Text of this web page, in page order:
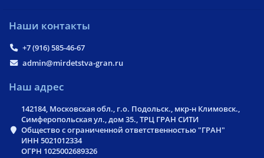
Наши контакты
+7 (916) 585-46-67
admin@mirdetstva-gran.ru
Наш адрес
142184, Московская обл., г.о. Подольск., мкр-н Климовск.,
Симферопольская ул., дом 35., ТРЦ ГРАН СИТИ
Общество с ограниченной ответственностью "ГРАН"
ИНН 5021012334
ОГРН 1025002689326